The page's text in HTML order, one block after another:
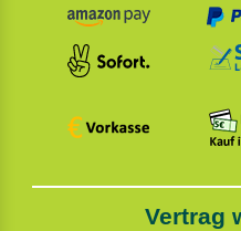
Vertrag